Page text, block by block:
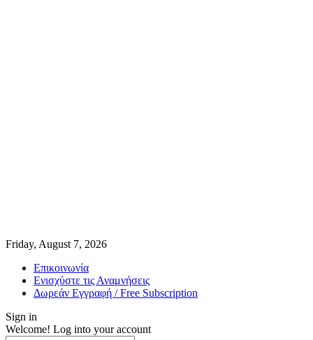
Friday, August 7, 2026
Επικοινωνία
Ενισχύστε τις Αναμνήσεις
Δωρεάν Εγγραφή / Free Subscription
Sign in
Welcome! Log into your account